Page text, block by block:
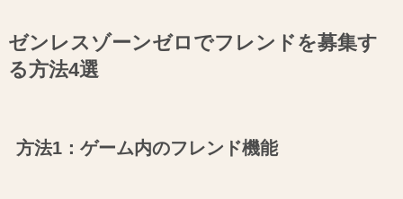
ゼンレスゾーンゼロでフレンドを募集す
る方法4選
方法1：ゲーム内のフレンド機能